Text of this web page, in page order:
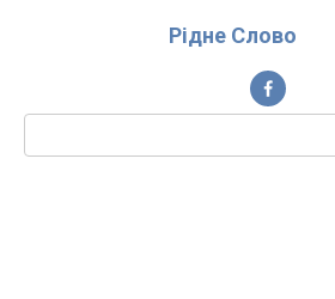
Рідне Слово
Пошук: